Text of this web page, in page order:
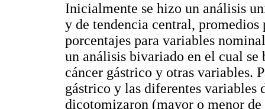
Inicialmente se hizo un análisis
y de tendencia central,
porcentajes para variables
un análisis bivariado en el cual se
cáncer gástrico y otras variables.
gástrico y las diferentes variables
dicotomizaron (mayor o menor